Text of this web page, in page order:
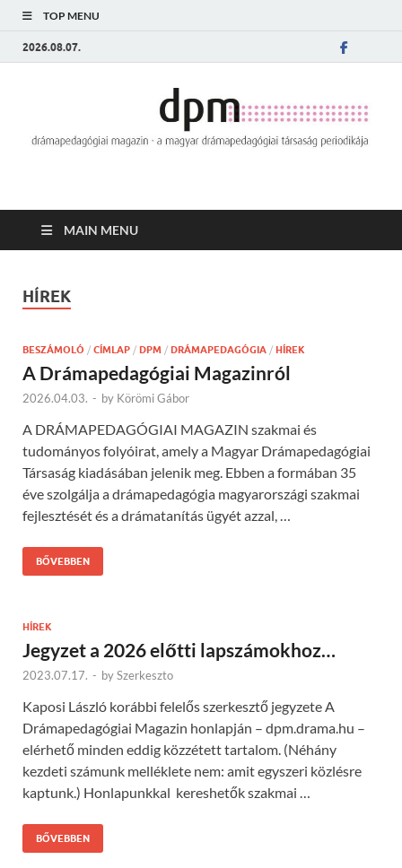
TOP MENU
2026.08.07.
MAIN MENU
HÍREK
BESZÁMOLÓ / CÍMLAP / DPM / DRÁMAPEDAGÓGIA / HÍREK
A Drámapedagógiai Magazinról
2026.04.03. - by Körömi Gábor
A DRÁMAPEDAGÓGIAI MAGAZIN szakmai és
tudományos folyóirat, amely a Magyar Drámapedagógiai
Társaság kiadásában jelenik meg. Ebben a formában 35
éve szolgálja a drámapedagógia magyarországi szakmai
fejlesztését és a drámatanítás ügyét azzal, …
BŐVEBBEN
HÍREK
Jegyzet a 2026 előtti lapszámokhoz…
2023.07.17. - bySzerkeszto
Kaposi László korábbi felelős szerkesztő jegyzete A
Drámapedagógiai Magazin honlapján – dpm.drama.hu –
elérhető minden eddig közzétett tartalom. (Néhány
kezdeti számunk melléklete nem: amit egyszeri közlésre
kaptunk.) Honlapunkkal kereshetők szakmai …
BŐVEBBEN